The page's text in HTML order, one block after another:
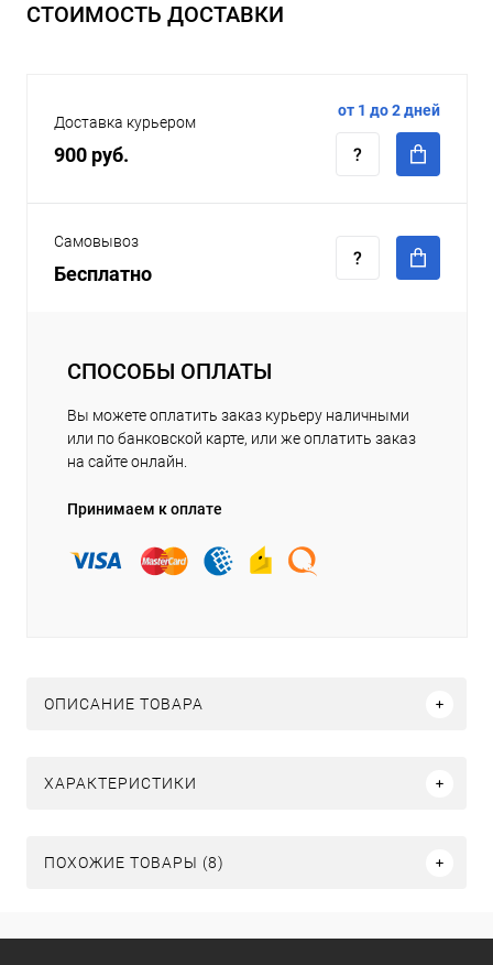
СТОИМОСТЬ ДОСТАВКИ
Доставка курьером
900 руб.
от 1 до 2 дней
Самовывоз
Бесплатно
СПОСОБЫ ОПЛАТЫ
Вы можете оплатить заказ курьеру наличными
или по банковской карте, или же оплатить заказ
на сайте онлайн.
Принимаем к оплате
ОПИСАНИЕ ТОВАРА
ХАРАКТЕРИСТИКИ
ПОХОЖИЕ ТОВАРЫ (8)